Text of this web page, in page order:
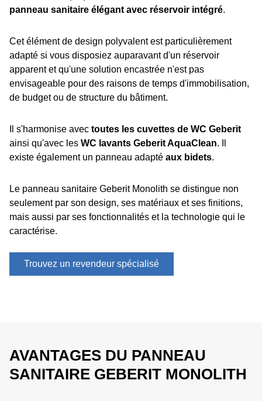
panneau sanitaire élégant avec réservoir intégré.
Cet élément de design polyvalent est particulièrement
adapté si vous disposiez auparavant d'un réservoir
apparent et qu'une solution encastrée n'est pas
envisageable pour des raisons de temps d'immobilisation,
de budget ou de structure du bâtiment.
Il s'harmonise avec toutes les cuvettes de WC Geberit
ainsi qu'avec les WC lavants Geberit AquaClean. Il
existe également un panneau adapté aux bidets.
Le panneau sanitaire Geberit Monolith se distingue non
seulement par son design, ses matériaux et ses finitions,
mais aussi par ses fonctionnalités et la technologie qui le
caractérise.
Trouvez un revendeur spécialisé
AVANTAGES DU PANNEAU
SANITAIRE GEBERIT MONOLITH